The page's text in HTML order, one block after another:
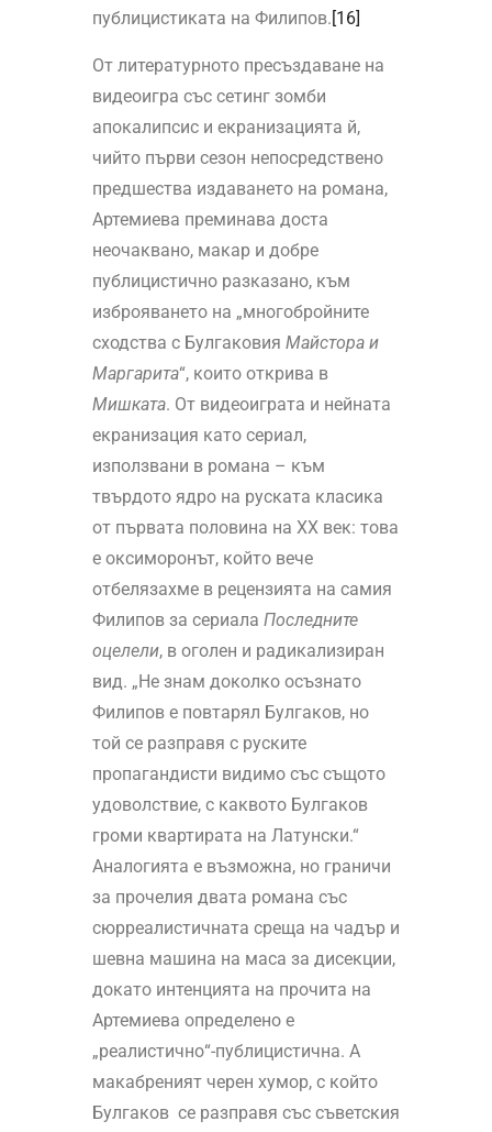
публицистиката на Филипов. [16]
От литературното пресъздаване на
видеоигра със сетинг зомби
апокалипсис и екранизацията й,
чийто първи сезон непосредствено
предшества издаването на романа,
Артемиева преминава доста
неочаквано, макар и добре
публицистично разказано, към
изброяването на „многобройните
сходства с Булгаковия Майстора и
Маргарита“, които открива в
Мишката. От видеоиграта и нейната
екранизация като сериал,
използвани в романа – към
твърдото ядро на руската класика
от първата половина на ХХ век: това
е оксиморонът, който вече
отбелязахме в рецензията на самия
Филипов за сериала Последните
оцелели, в оголен и радикализиран
вид. „Не знам доколко осъзнато
Филипов е повтарял Булгаков, но
той се разправя с руските
пропагандисти видимо със същото
удоволствие, с каквото Булгаков
громи квартирата на Латунски.“
Аналогията е възможна, но граничи
за прочелия двата романа със
сюрреалистичната среща на чадър и
шевна машина на маса за дисекции,
докато интенцията на прочита на
Артемиева определено е
„реалистично“-публицистична. А
макабреният черен хумор, с който
Булгаков се разправя със съветския